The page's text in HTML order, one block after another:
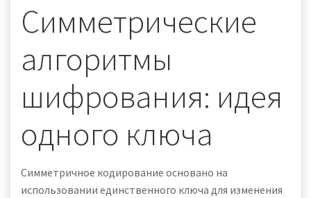
Симметрические
алгоритмы
шифрования: идея
одного ключа
Симметричное кодирование основано на
использовании единственного ключа для изменения